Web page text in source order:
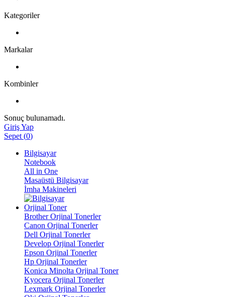
Kategoriler
Markalar
Kombinler
Sonuç bulunamadı.
Giriş Yap
Sepet (0)
Bilgisayar
Notebook
All in One
Masaüstü Bilgisayar
İmha Makineleri
Orjinal Toner
Brother Orjinal Tonerler
Canon Orjinal Tonerler
Dell Orjinal Tonerler
Develop Orjinal Tonerler
Epson Orjinal Tonerler
Hp Orjinal Tonerler
Konica Minolta Orjinal Toner
Kyocera Orjinal Tonerler
Lexmark Orjinal Tonerler